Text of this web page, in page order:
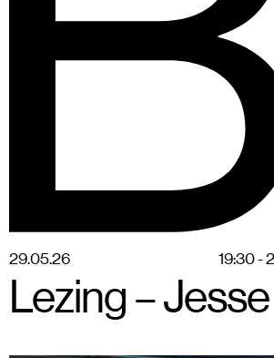
Br us s e s al
29.05.26 19:30 -
Lezing –